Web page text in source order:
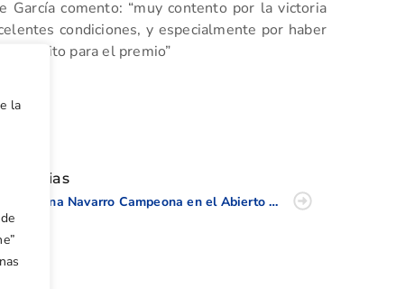
la
García comento: “muy contento por la victoria
condiciones, y especialmente por haber
favorito para el premio”
noticias
Martina Navarro Campeona en el Abierto de Madrid Benjamín